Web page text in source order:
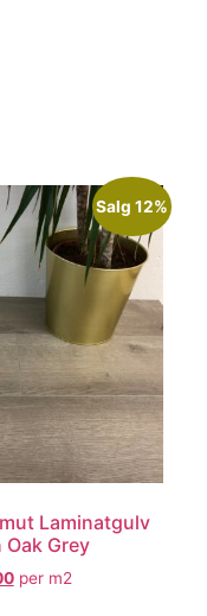
Salg 12%
Laminatgulv
Grey
per m2